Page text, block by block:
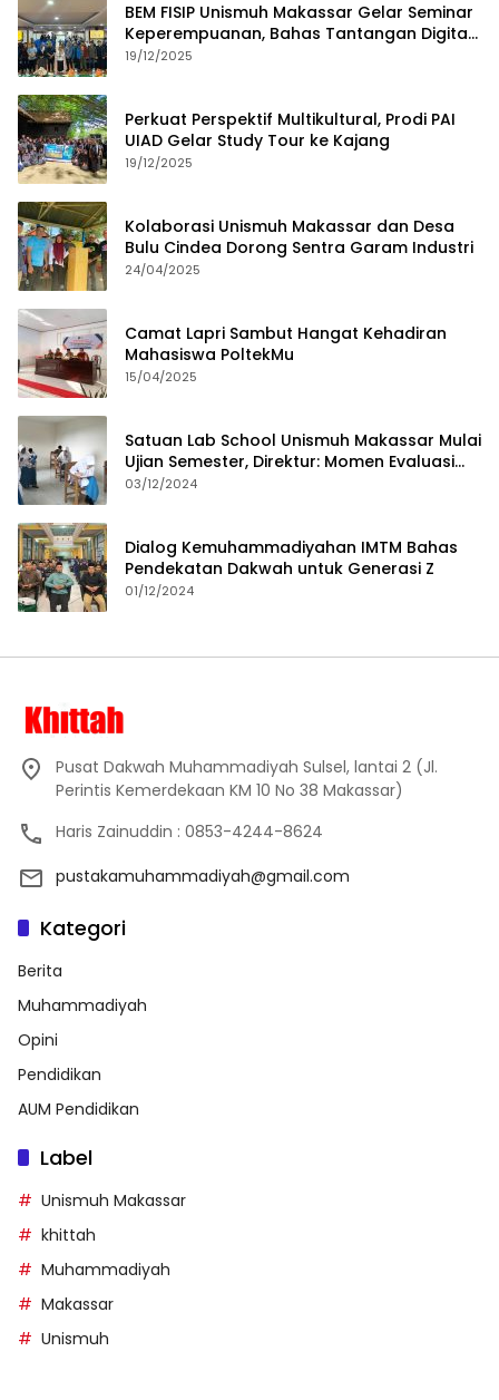
BEM FISIP Unismuh Makassar Gelar Seminar
Keperempuanan, Bahas Tantangan Digital
dan Budaya Lokal
19/12/2025
Perkuat Perspektif Multikultural, Prodi PAI
UIAD Gelar Study Tour ke Kajang
19/12/2025
Kolaborasi Unismuh Makassar dan Desa
Bulu Cindea Dorong Sentra Garam Industri
24/04/2025
Camat Lapri Sambut Hangat Kehadiran
Mahasiswa PoltekMu
15/04/2025
Satuan Lab School Unismuh Makassar Mulai
Ujian Semester, Direktur: Momen Evaluasi
Proses Pembelajaran
03/12/2024
Dialog Kemuhammadiyahan IMTM Bahas
Pendekatan Dakwah untuk Generasi Z
01/12/2024
Pusat Dakwah Muhammadiyah Sulsel, lantai 2 (Jl.
Perintis Kemerdekaan KM 10 No 38 Makassar)
Haris Zainuddin : 0853-4244-8624
pustakamuhammadiyah@gmail.com
Kategori
Berita
Muhammadiyah
Opini
Pendidikan
AUM Pendidikan
Label
Unismuh Makassar
khittah
Muhammadiyah
Makassar
Unismuh